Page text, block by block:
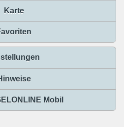
Karte
Mobil